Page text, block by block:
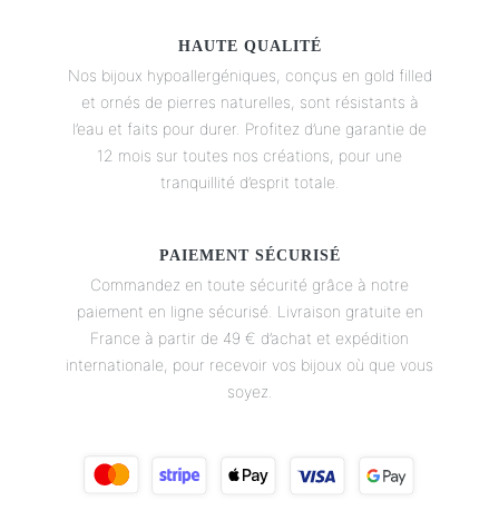
HAUTE QUALITÉ
Nos bijoux hypoallergéniques, conçus en gold filled
et ornés de pierres naturelles, sont résistants à
l’eau et faits pour durer. Profitez d’une garantie de
12 mois sur toutes nos créations, pour une
tranquillité d’esprit totale.
PAIEMENT SÉCURISÉ
Commandez en toute sécurité grâce à notre
paiement en ligne sécurisé. Livraison gratuite en
France à partir de 49 € d’achat et expédition
internationale, pour recevoir vos bijoux où que vous
soyez.